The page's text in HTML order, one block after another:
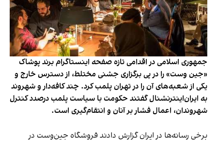
جمهوری اسلامی در اقدامی تازه صفحه اینستاگرام برند پوشاک
«جین وست» را در پی برگزاری جشنی مختلط، از دسترس خارج و
یکی از شعبه‌های آن را در تهران پلمب کرد. چند کافه‌‌دار و شهروند
به ایران‌اینترنشنال گفتند حکومت با سیاست پلمب درصدد کنترل
شهروندان، اعمال فشار بر آنان و انتقام‌گیری است.
برخی رسانه‌ها در ایران گزارش دادند فروشگاه جین‌وست در